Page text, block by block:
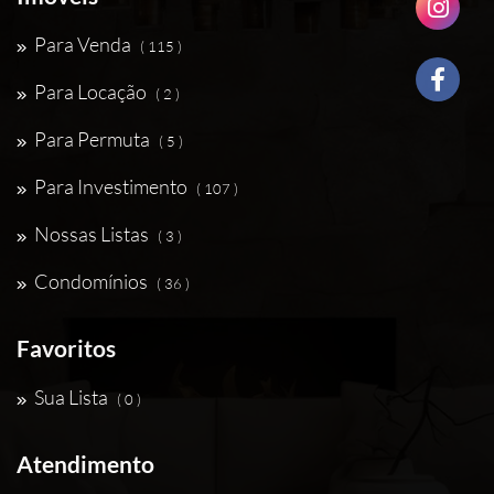
Para Venda ( 115 )
Para Locação ( 2 )
Para Permuta ( 5 )
Para Investimento ( 107 )
Nossas Listas ( 3 )
Condomínios ( 36 )
Favoritos
Sua Lista ( 0 )
Atendimento